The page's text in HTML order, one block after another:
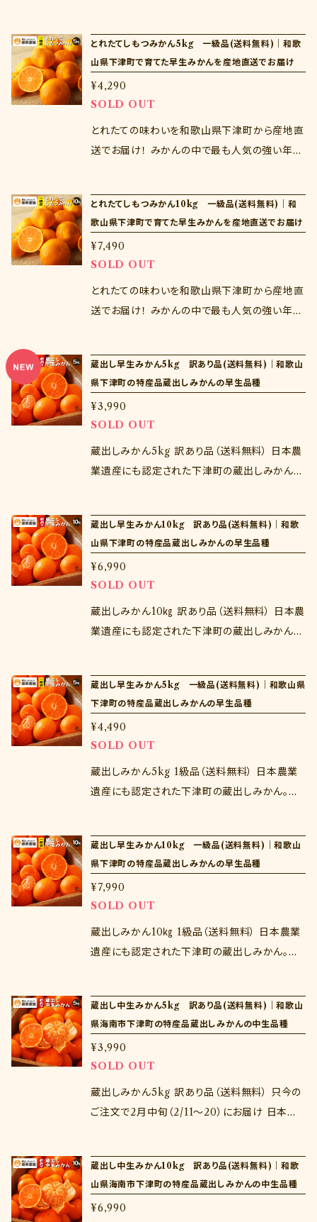
し、中身を確認ください。商品到着から３日以上
経過した商品の交換は致しかねます。
出しみかんが有名ですが、年末のとれたてみか
んももちろんおいしい！産地直送だからこそでき
る新鮮な味わいをお楽しみくださいませ♪ ※注
意点※ 当商品は家庭用であるため、風傷等の
みかんも入りますが、品質に問題はございませ
ん。ご家庭用にご利用ください。 生ものであるた
ぐに開封し、中身を確認ください。商品到着から
３日以上経過した商品の交換は致しかねます。
とれたてしもつみかん5kg 一級品(送料無料)｜和歌
山県下津町で育てた早生みかんを産地直送でお届け
¥4,290
SOLD OUT
とれたての味わいを和歌山県下津町から産地直
送でお届け！ みかんの中で最も人気の強い年末
かんが有名ですが、年末のとれたてみかんもも
ちろんおいしい！産地直送だからこそできる新鮮
な味わいをお楽しみくださいませ♪ ※注意点※
生ものであるためお届け日の指定はできませ
ん。下記選択肢より出荷時期をお選びください。
商品到着後はすぐに開封し、中身を確認くださ
とれたてしもつみかん10kg 一級品(送料無料)｜和
歌山県下津町で育てた早生みかんを産地直送でお届け
¥7,490
SOLD OUT
とれたての味わいを和歌山県下津町から産地直
送でお届け！ みかんの中で最も人気の強い年末
かんが有名ですが、年末のとれたてみかんもも
ちろんおいしい！産地直送だからこそできる新鮮
な味わいをお楽しみくださいませ♪ ※注意点※
生ものであるためお届け日の指定はできませ
ん。下記選択肢より出荷時期をお選びください。
商品到着後はすぐに開封し、中身を確認くださ
蔵出し早生みかん5kg 訳あり品(送料無料)｜和歌山
県下津町の特産品蔵出しみかんの早生品種
¥3,990
SOLD OUT
蔵出しみかん5kg 訳あり品（送料無料） 日本農
業遺産にも認定された下津町の蔵出しみかん。
なかなかできないとろける薄皮の味わいをお楽
しみください。 訳あり品のため風傷がついてい
たり、サイズの小さいものや大きいものまで入り
ますが味は一級品と変わりません。もちろん傷ん
でくるような傷ではございませんので、ご安心く
ださい。
蔵出し早生みかん10kg 訳あり品(送料無料)｜和歌
山県下津町の特産品蔵出しみかんの早生品種
¥6,990
SOLD OUT
蔵出しみかん10㎏ 訳あり品（送料無料） 日本農
業遺産にも認定された下津町の蔵出しみかん。
なかなかできないとろける薄皮の味わいをお楽
しみください。 訳あり品のため風傷がついてい
たり、サイズの小さいものや大きいものまで入り
ますが味は一級品と変わりません。もちろん傷ん
でくるような傷ではございませんので、ご安心く
ださい。
蔵出し早生みかん5kg 一級品(送料無料)｜和歌山県
下津町の特産品蔵出しみかんの早生品種
¥4,490
SOLD OUT
蔵出しみかん5kg 1級品（送料無料） 日本農業
遺産にも認定された下津町の蔵出しみかん。蔵
かなかできないとろける薄皮の味わいをお楽し
みください。 贈り物にしたい方はこちらがオスス
メです♪
蔵出し早生みかん10kg 一級品(送料無料)｜和歌山
県下津町の特産品蔵出しみかんの早生品種
¥7,990
SOLD OUT
蔵出しみかん10㎏ 1級品（送料無料） 日本農業
遺産にも認定された下津町の蔵出しみかん。蔵
かなかできないとろける薄皮の味わいをお楽し
みください。 贈り物にしたい方はこちらがオスス
メです♪
蔵出し中生みかん5kg 訳あり品(送料無料)｜和歌山
県海南市下津町の特産品蔵出しみかんの中生品種
¥3,990
SOLD OUT
蔵出しみかん5kg 訳あり品（送料無料） 只今の
ご注文で2月中旬（2/11～20）にお届け 日本農
生品種を貯蔵しても非常においしい。早生と晩
生のいいとこどりの濃厚な味わいをお楽しみく
ださいませ♪ 訳あり品のため風傷がついていた
蔵出し中生みかん10kg 訳あり品(送料無料)｜和歌
山県海南市下津町の特産品蔵出しみかんの中生品種
¥6,990